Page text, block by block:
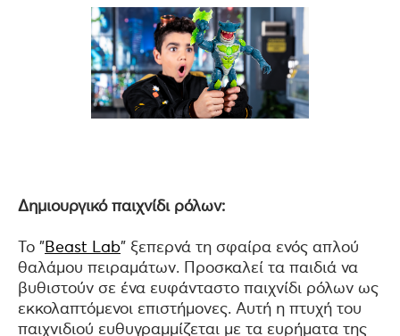
Δημιουργικό παιχνίδι ρόλων:
Το " Beast Lab" ξεπερνά τη σφαίρα ενός απλού
θαλάμου πειραμάτων. Προσκαλεί τα παιδιά να
βυθιστούν σε ένα ευφάνταστο παιχνίδι ρόλων ως
εκκολαπτόμενοι επιστήμονες. Αυτή η πτυχή του
παιχνιδιού ευθυγραμμίζεται με τα ευρήματα της